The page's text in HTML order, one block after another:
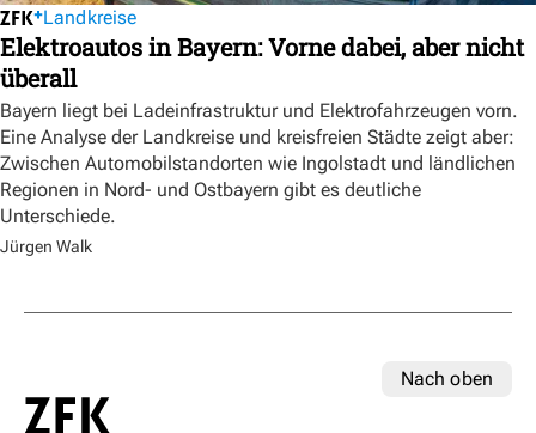
Landkreise
Elektroautos in Bayern: Vorne dabei, aber nicht
überall
Bayern liegt bei Ladeinfrastruktur und Elektrofahrzeugen vorn.
Eine Analyse der Landkreise und kreisfreien Städte zeigt aber:
Zwischen Automobilstandorten wie Ingolstadt und ländlichen
Regionen in Nord- und Ostbayern gibt es deutliche
Unterschiede.
Jürgen Walk
Nach oben